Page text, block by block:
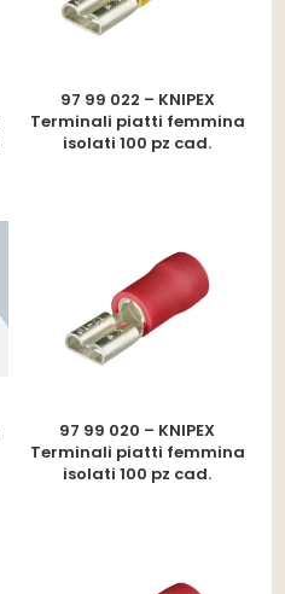
97 99 022 – KNIPEX
Terminali piatti femmina
isolati 100 pz cad.
97 99 020 – KNIPEX
Terminali piatti femmina
isolati 100 pz cad.